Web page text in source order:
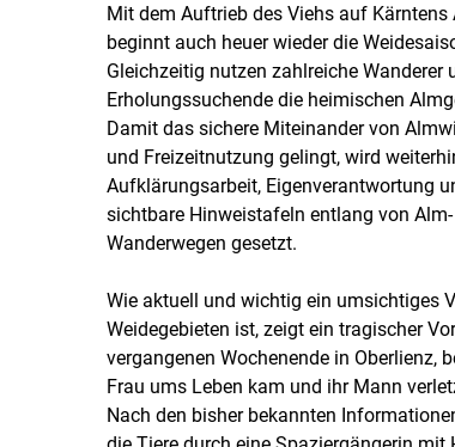
Mit dem Auftrieb des Viehs auf Kärntens
beginnt auch heuer wieder die
Gleichzeitig nutzen zahlreiche Wanderer
Erholungssuchende die heimischen
Damit das sichere Miteinander von
und Freizeitnutzung gelingt, wird
Aufklärungsarbeit, Eigenverantwortung
sichtbare Hinweistafeln entlang von
Wanderwegen gesetzt.
Wie aktuell und wichtig ein umsichtiges
Weidegebieten ist, zeigt ein tragischer
vergangenen Wochenende in Oberlienz,
Frau ums Leben kam und ihr Mann
Nach den bisher bekannten